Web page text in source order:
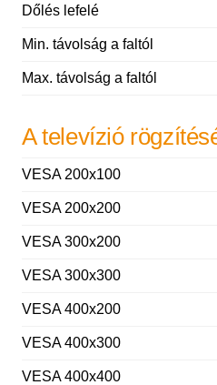
Dőlés lefelé
Min. távolság a faltól
Max. távolság a faltól
A televízió
VESA 200x100
VESA 200x200
VESA 300x200
VESA 300x300
VESA 400x200
VESA 400x300
VESA 400x400